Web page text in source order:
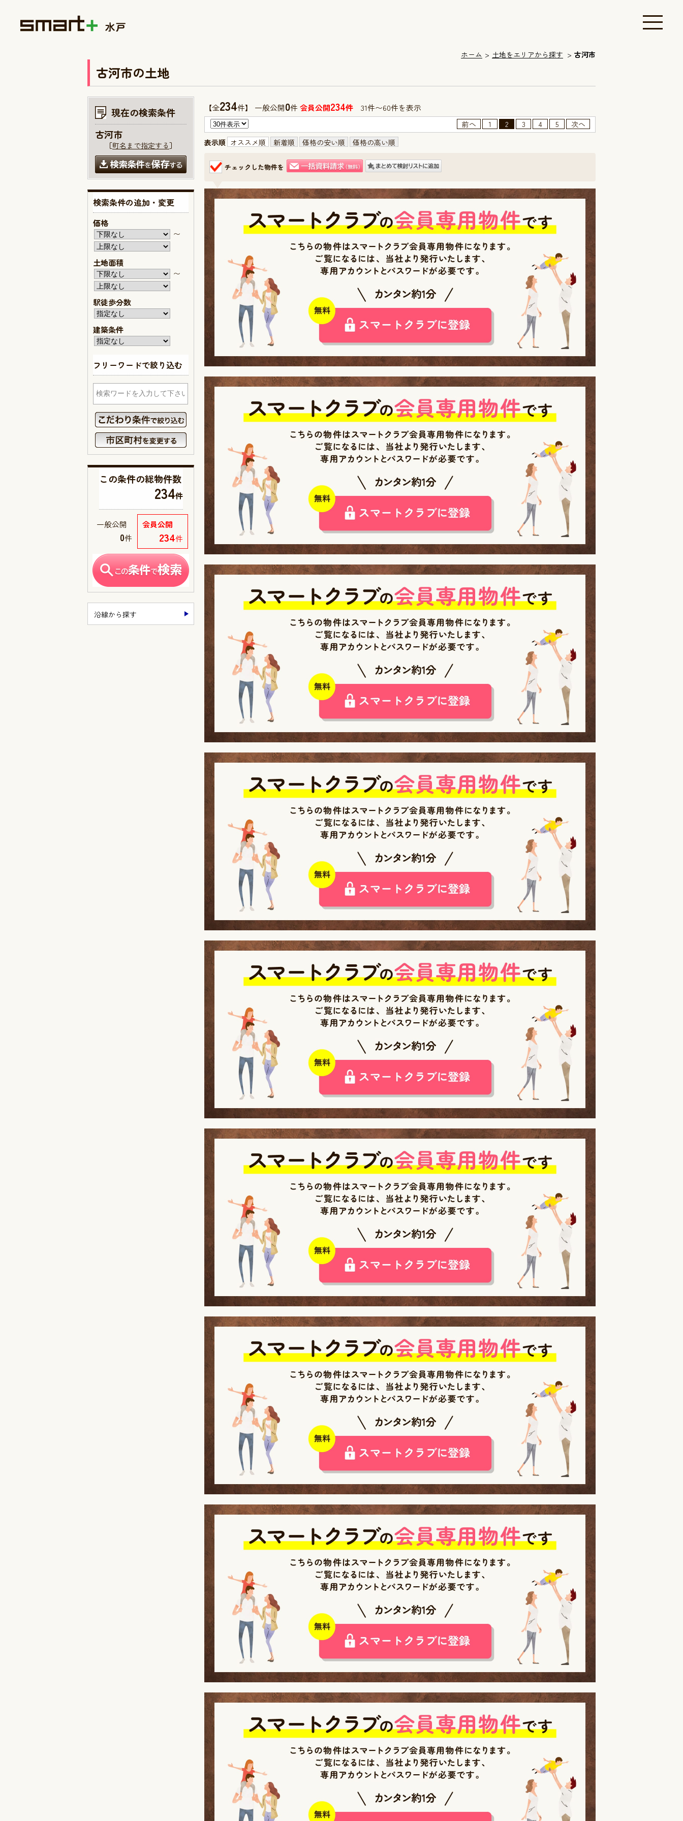
ホーム 土地をエリアから探す 古河市
古河市の土地
【全234件】 一般公開0件会員公開234件 31件〜60件を表示
前へ 1 2 3 4 5
次へ
表示順 オススメ順 新着順 価格の安い順 価格の高い順
チェックした物件を
現在の検索条件
古河市
［町名まで指定する］
検索条件の追加・変更
価格
〜
土地面積
〜
駅徒歩分数
建築条件
フリーワードで絞り込む
この条件の総物件数
234件
会員公開
234件
一般公開
0件
沿線から探す